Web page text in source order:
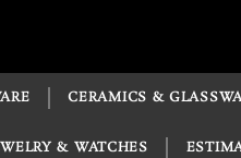
CERAMICS &
& WATCHES